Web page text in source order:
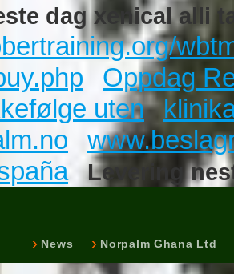
dag xenical alli
Oppdag
uten
Levering
News Norpalm Ghana Ltd